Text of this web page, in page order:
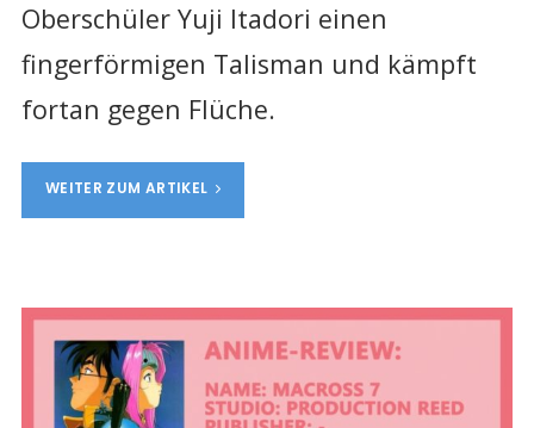
Oberschüler Yuji Itadori einen
fingerförmigen Talisman und kämpft
fortan gegen Flüche.
WEITER ZUM ARTIKEL